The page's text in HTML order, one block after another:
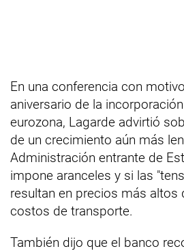
En una conferencia con
aniversario de la
eurozona, Lagarde advirtió
de un crecimiento aún más
Administración entrante de
impone aranceles y si las
resultan en precios más altos
costos de transporte.
También dijo que el banco